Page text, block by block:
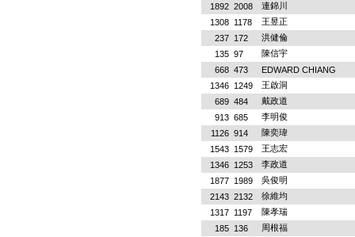
1892 2008
連錦川
1308
1178
王昱正
237
172
洪健倫
135 97
陳信宇
668 473
EDWARD CHIANG
1346
1249
王啟洞
689 484
戴政道
913 685
李明俊
1126 914
陳奕瑋
1543
1579
王志宏
1346
1253
李政道
1877
1989
吳俊明
2143 2132
徐維均
1317
1197
陳孝瑞
185
136
周根福